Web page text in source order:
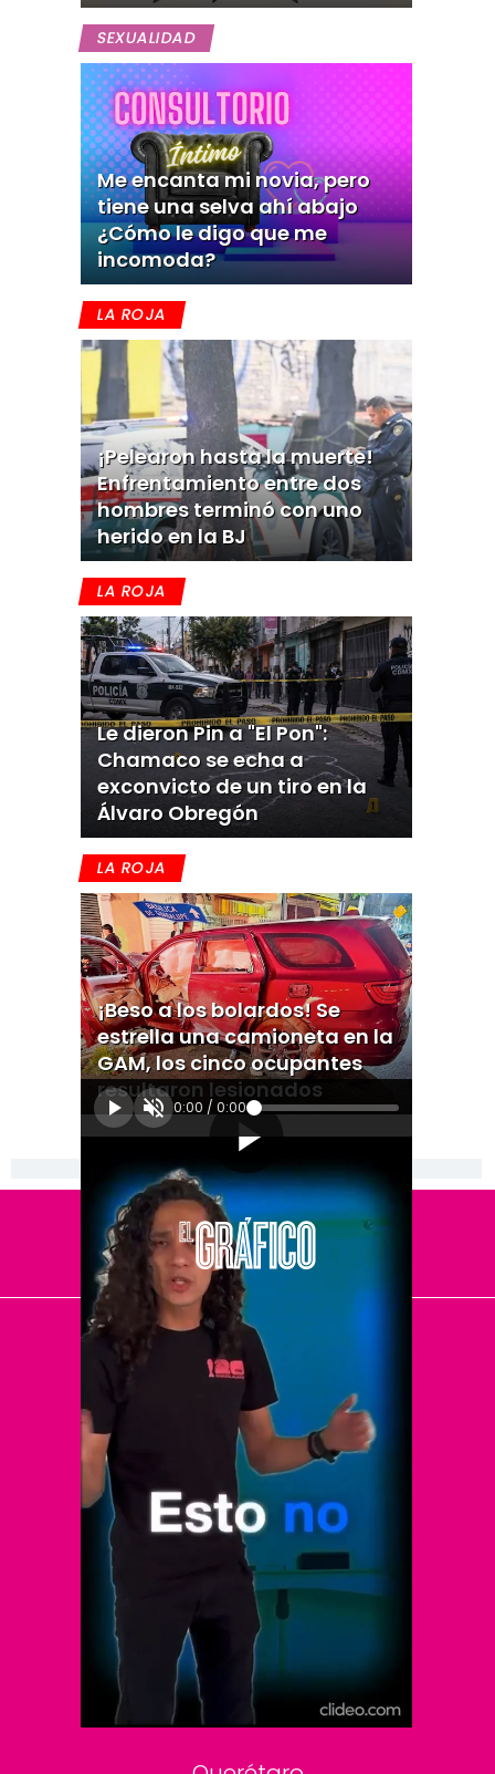
SEXUALIDAD
Me encanta mi novia, pero
tiene una selva ahí abajo
¿Cómo le digo que me
incomoda?
LA ROJA
¡Pelearon hasta la muerte!
Enfrentamiento entre dos
hombres terminó con uno
herido en la BJ
LA ROJA
Le dieron Pin a "El Pon":
Chamaco se echa a
exconvicto de un tiro en la
Álvaro Obregón
LA ROJA
¡Beso a los bolardos! Se
estrella una camioneta en la
GAM, los cinco ocupantes
resultaron lesionados
0:00 / 0:00
[Publicidad]
El Universal
Vive USA
Clase
De 10 sports
DeDinero
Confabulario
Aviso Oportuno
Consultas